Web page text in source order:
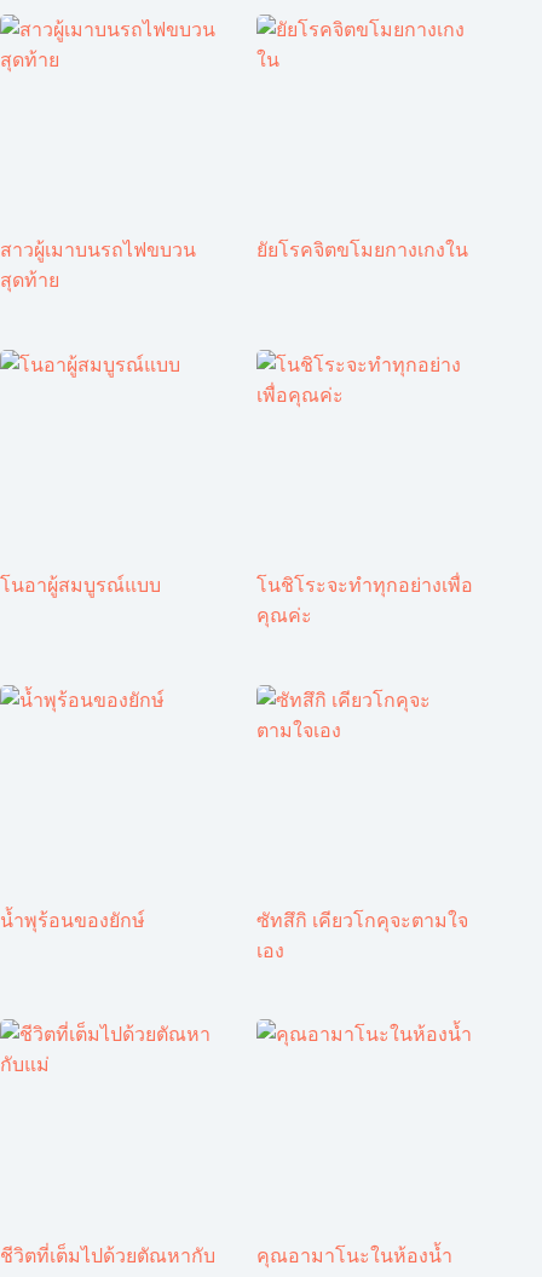
สาวผู้เมาบนรถไฟขบวน
สุดท้าย
ยัยโรคจิตขโมยกางเกงใน
โนอาผู้สมบูรณ์แบบ
โนชิโระจะทำทุกอย่างเพื่อ
คุณค่ะ
น้ำพุร้อนของยักษ์
ซัทสึกิ เคียวโกคุจะตามใจ
เอง
ชีวิตที่เต็มไปด้วยตัณหากับ
คุณอามาโนะในห้องน้ำ